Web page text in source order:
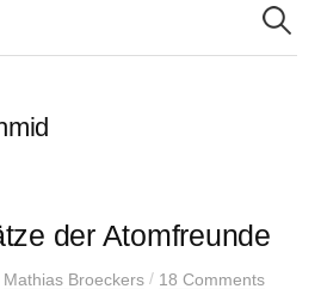
for:
der Atomfreunde
Mathias Broeckers / 18 Comments